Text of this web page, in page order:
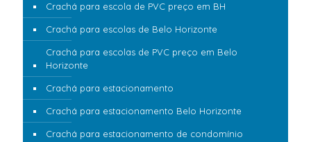
Crachá para escola de PVC preço em BH
Crachá para escolas de Belo Horizonte
Crachá para escolas de PVC preço em Belo
Horizonte
Crachá para estacionamento
Crachá para estacionamento Belo Horizonte
Crachá para estacionamento de condomínio